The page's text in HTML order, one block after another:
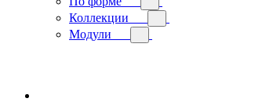
Коллекции
Модули